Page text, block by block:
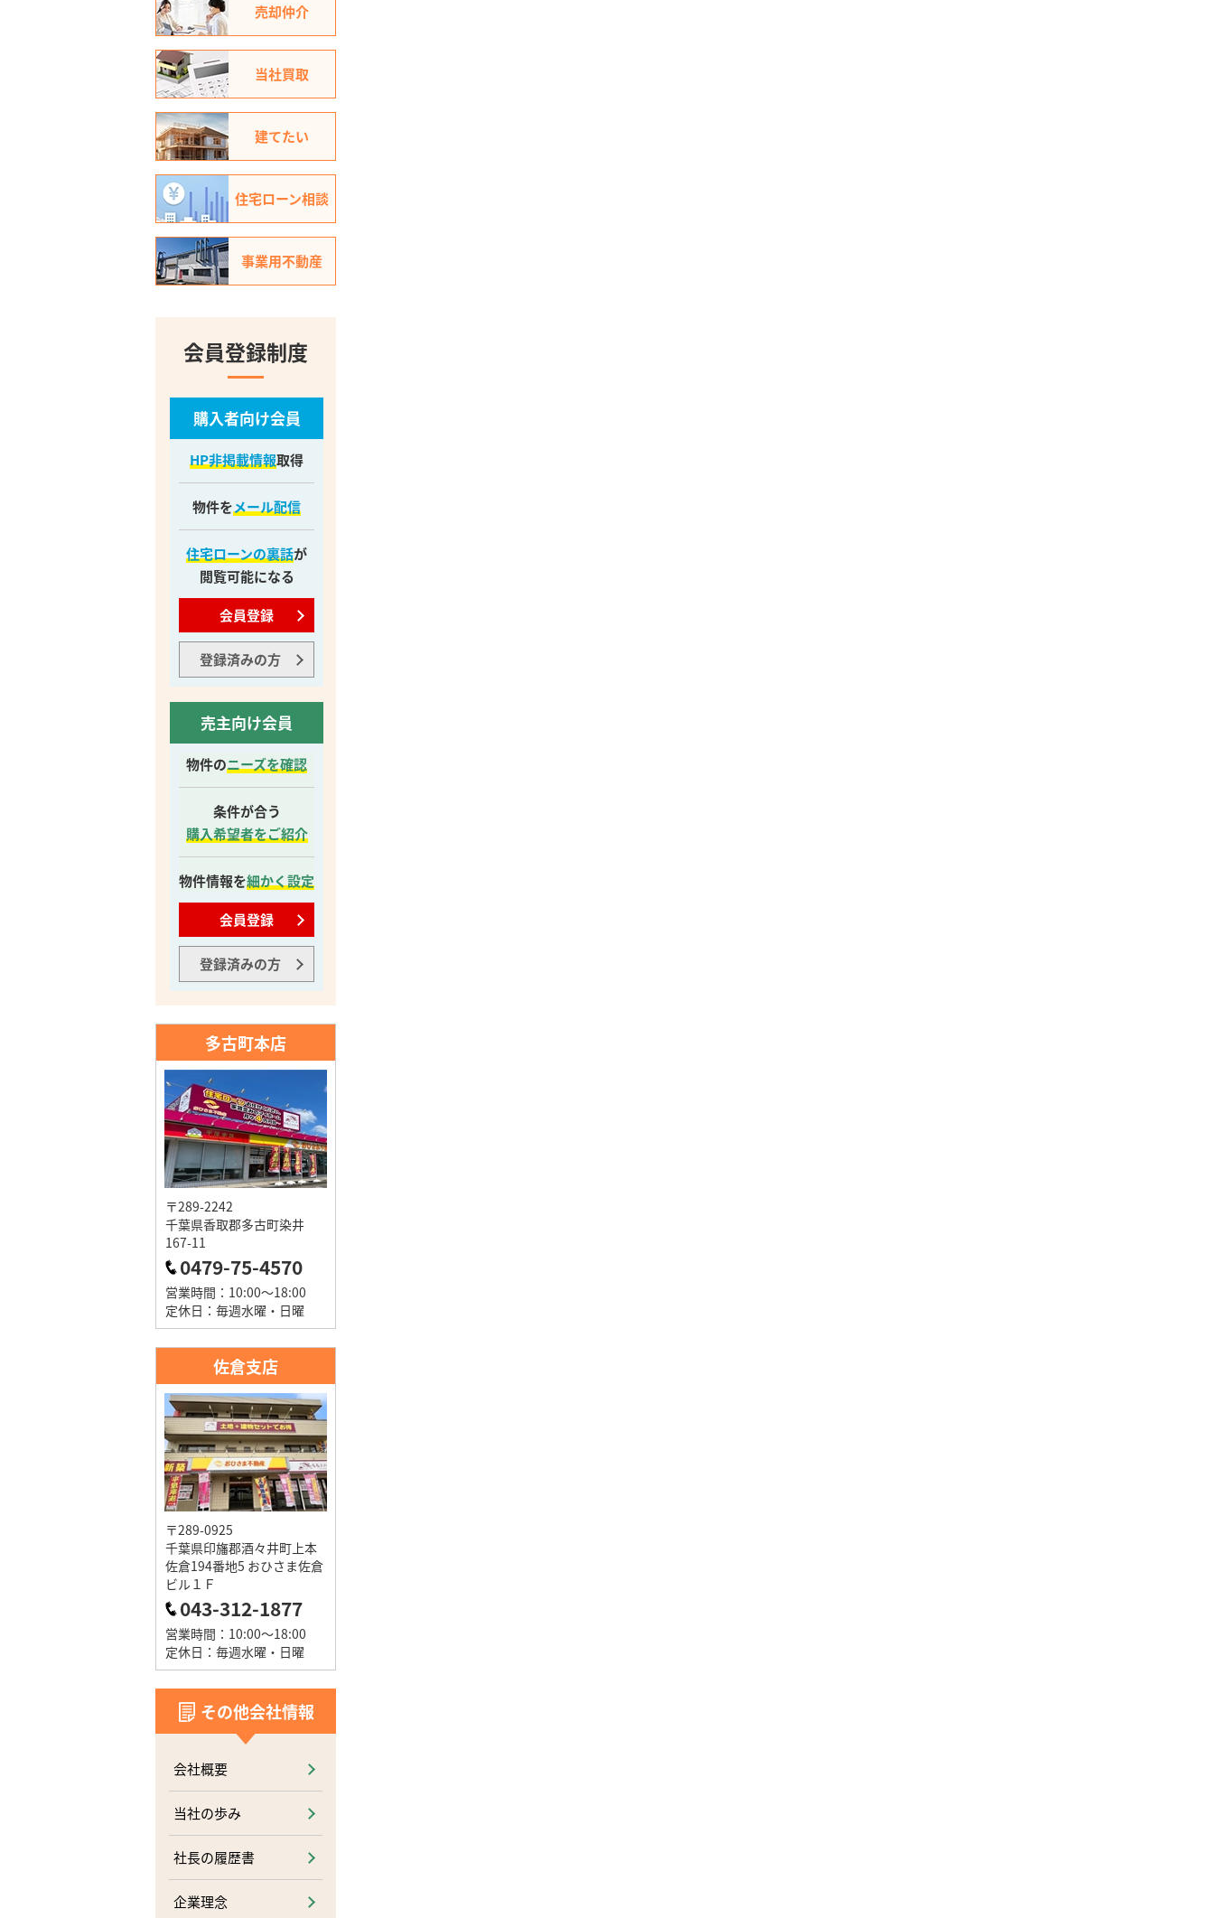
売却仲介
当社買取
建てたい
住宅ローン相談
事業用不動産
会員登録制度
購入者向け会員
HP非掲載情報取得
物件をメール配信
住宅ローンの裏話が
閲覧可能になる
会員登録
登録済みの方
売主向け会員
物件のニーズを確認
条件が合う
購入希望者をご紹介
物件情報を細かく設定
会員登録
登録済みの方
多古町本店
〒289-2242
千葉県香取郡多古町染井
167-11
0479-75-4570
営業時間：10:00～18:00
定休日：毎週水曜・日曜
佐倉支店
〒289-0925
千葉県印旛郡酒々井町上本
佐倉194番地5 おひさま佐倉
ビル１Ｆ
043-312-1877
営業時間：10:00～18:00
定休日：毎週水曜・日曜
その他会社情報
会社概要
当社の歩み
社長の履歴書
企業理念